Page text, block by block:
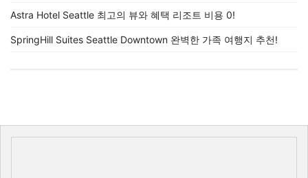
Astra Hotel Seattle 최고의 뷰와 혜택 리조트 비용 0!
SpringHill Suites Seattle Downtown 완벽한 가족 여행지 추천!